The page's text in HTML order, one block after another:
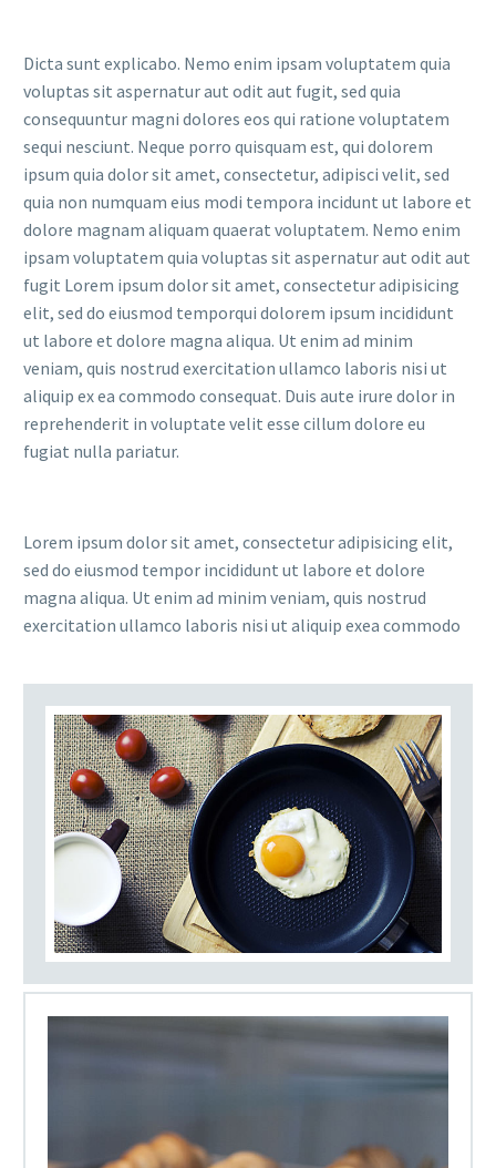
Dicta sunt explicabo. Nemo enim ipsam voluptatem quia
voluptas sit aspernatur aut odit aut fugit, sed quia
consequuntur magni dolores eos qui ratione voluptatem
sequi nesciunt. Neque porro quisquam est, qui dolorem
ipsum quia dolor sit amet, consectetur, adipisci velit, sed
quia non numquam eius modi tempora incidunt ut labore et
dolore magnam aliquam quaerat voluptatem. Nemo enim
ipsam voluptatem quia voluptas sit aspernatur aut odit aut
fugit Lorem ipsum dolor sit amet, consectetur adipisicing
elit, sed do eiusmod temporqui dolorem ipsum incididunt
ut labore et dolore magna aliqua. Ut enim ad minim
veniam, quis nostrud exercitation ullamco laboris nisi ut
aliquip ex ea commodo consequat. Duis aute irure dolor in
reprehenderit in voluptate velit esse cillum dolore eu
fugiat nulla pariatur.
Lorem ipsum dolor sit amet, consectetur adipisicing elit,
sed do eiusmod tempor incididunt ut labore et dolore
magna aliqua. Ut enim ad minim veniam, quis nostrud
exercitation ullamco laboris nisi ut aliquip exea commodo